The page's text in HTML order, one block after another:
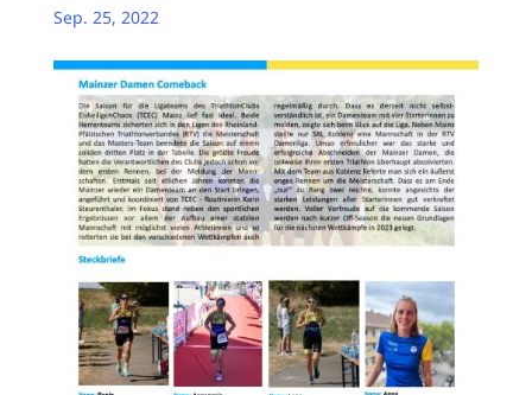
Sep. 25, 2022